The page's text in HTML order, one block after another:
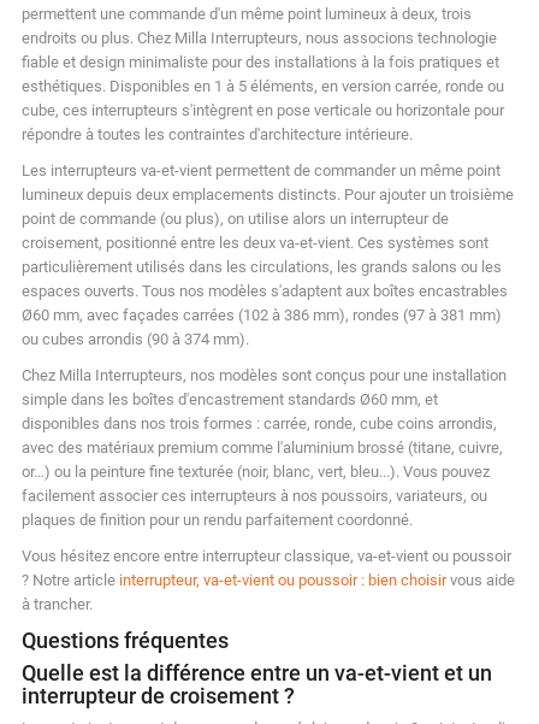
permettent une commande d'un même point lumineux à deux, trois
endroits ou plus. Chez Milla Interrupteurs, nous associons technologie
fiable et design minimaliste pour des installations à la fois pratiques et
esthétiques. Disponibles en 1 à 5 éléments, en version carrée, ronde ou
cube, ces interrupteurs s'intègrent en pose verticale ou horizontale pour
répondre à toutes les contraintes d'architecture intérieure.
Les interrupteurs va-et-vient permettent de commander un même point
lumineux depuis deux emplacements distincts. Pour ajouter un troisième
point de commande (ou plus), on utilise alors un interrupteur de
croisement, positionné entre les deux va-et-vient. Ces systèmes sont
particulièrement utilisés dans les circulations, les grands salons ou les
espaces ouverts. Tous nos modèles s'adaptent aux boîtes encastrables
Ø60 mm, avec façades carrées (102 à 386 mm), rondes (97 à 381 mm)
ou cubes arrondis (90 à 374 mm).
Chez Milla Interrupteurs, nos modèles sont conçus pour une installation
simple dans les boîtes d'encastrement standards Ø60 mm, et
disponibles dans nos trois formes : carrée, ronde, cube coins arrondis,
avec des matériaux premium comme l'aluminium brossé (titane, cuivre,
or…) ou la peinture fine texturée (noir, blanc, vert, bleu...). Vous pouvez
facilement associer ces interrupteurs à nos poussoirs, variateurs, ou
plaques de finition pour un rendu parfaitement coordonné.
Vous hésitez encore entre interrupteur classique, va-et-vient ou poussoir
? Notre article interrupteur, va-et-vient ou poussoir : bien choisirvous aide
à trancher.
Questions fréquentes
Quelle est la différence entre un va-et-vient et un
interrupteur de croisement ?